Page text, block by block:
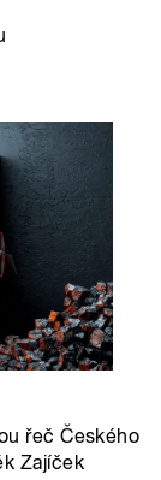
řeč Českého
Zajíček